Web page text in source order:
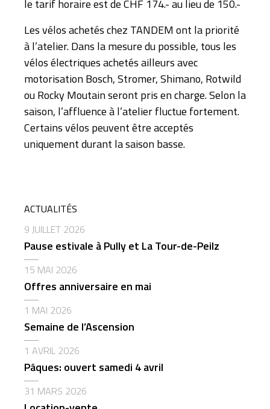
le tarif horaire est de CHF 174.- au lieu de 150.-
Les vélos achetés chez TANDEM ont la priorité
à l’atelier. Dans la mesure du possible, tous les
vélos électriques achetés ailleurs avec
motorisation Bosch, Stromer, Shimano, Rotwild
ou Rocky Moutain seront pris en charge. Selon la
saison, l’affluence à l’atelier fluctue fortement.
Certains vélos peuvent être acceptés
uniquement durant la saison basse.
ACTUALITÉS
9 JUILLET 2026
Pause estivale à Pully et La Tour-de-Peilz
15 MAI 2026
Offres anniversaire en mai
1 MAI 2026
Semaine de l’Ascension
1 AVRIL 2026
Pâques: ouvert samedi 4 avril
31 MARS 2026